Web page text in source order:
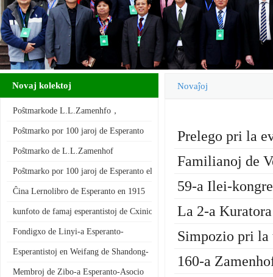
Novaj kolektoj
Poŝtmarkode L.L.Zamenhfo，
autoro de Esperanto
Poŝtmarko por 100 jaroj de Esperanto
Poŝtmarko de L.L.Zamenhof
Poŝtmarko por 100 jaroj de Esperanto el Polllando
Ĉina Lernolibro de Esperanto en 1915
kunfoto de famaj esperantistoj de Cxinio Lauxlum,Bao Shuj…
Fondigxo de Linyi-a Esperanto-
Asocio de Shangdong-provinc…
Esperantistoj en Weifang de Shandong-
a Provinco
Membroj de Zibo-a Esperanto-Asocio
Novaĵoj
Prelego pri la
Familianoj de
59-a Ilei-
La 2-a
Simpozio pri
160-a